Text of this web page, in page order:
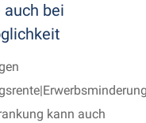
bei
kann auch